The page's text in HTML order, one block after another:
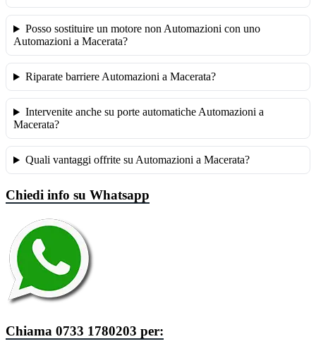
Posso sostituire un motore non Automazioni con uno
Automazioni a Macerata?
Riparate barriere Automazioni a Macerata?
Intervenite anche su porte automatiche Automazioni a
Macerata?
Quali vantaggi offrite su Automazioni a Macerata?
Chiedi info su Whatsapp
Chiama 0733 1780203 per: